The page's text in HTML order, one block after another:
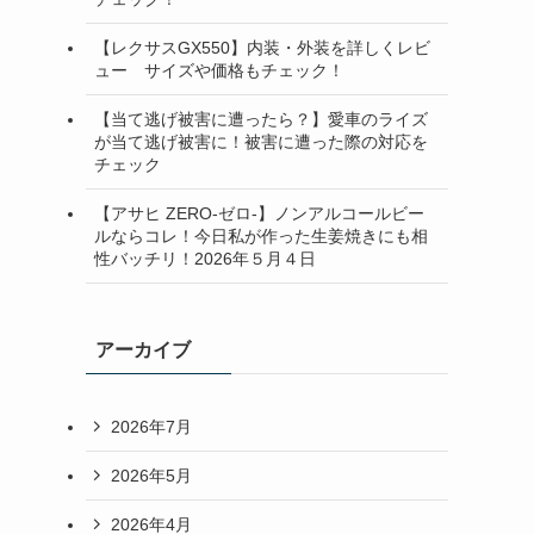
【レクサスGX550】内装・外装を詳しくレビ
ュー サイズや価格もチェック！
【当て逃げ被害に遭ったら？】愛車のライズ
が当て逃げ被害に！被害に遭った際の対応を
チェック
【アサヒ ZERO-ゼロ-】ノンアルコールビー
ルならコレ！今日私が作った生姜焼きにも相
性バッチリ！2026年５月４日
アーカイブ
2026年7月
2026年5月
2026年4月